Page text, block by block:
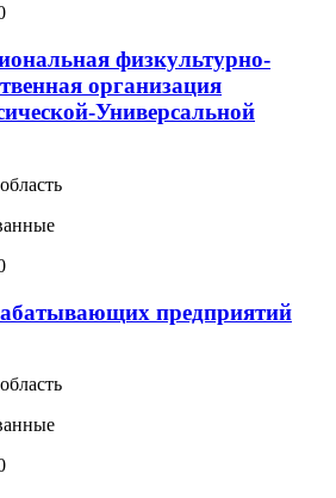
физкультурно-
организация
Универсальной
предприятий